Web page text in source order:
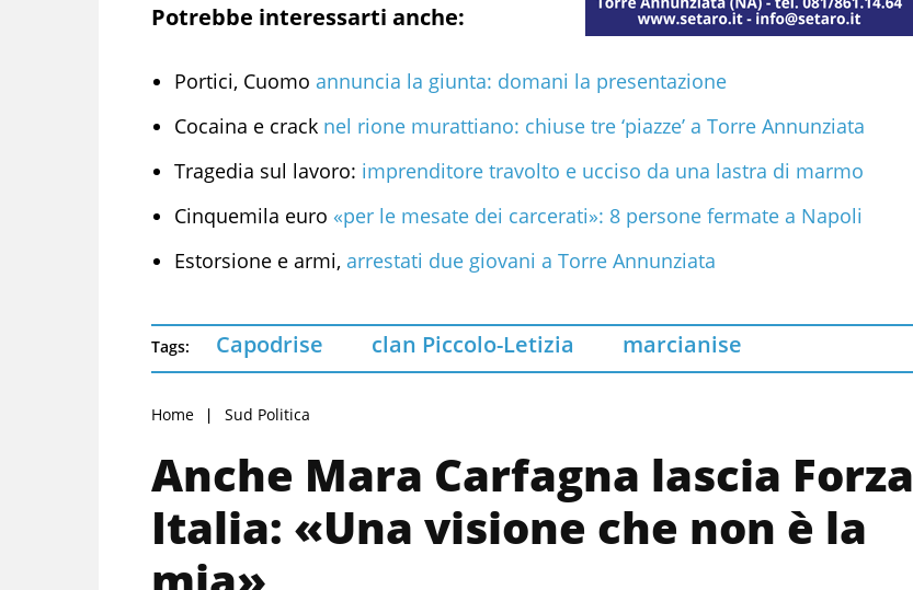
Potrebbe interessarti anche:
Portici, Cuomo annuncia la giunta: domani la presentazione
Cocaina e crack nel rione murattiano: chiuse tre ‘piazze’ a Torre Annunziata
Tragedia sul lavoro: imprenditore travolto e ucciso da una lastra di marmo
Cinquemila euro «per le mesate dei carcerati»: 8 persone fermate a Napoli
Estorsione e armi, arrestati due giovani a Torre Annunziata
Tags: Capodrise clan Piccolo-Letizia marcianise
Home Sud Politica
Anche Mara Carfagna lascia Forza
Italia: «Una visione che non è la